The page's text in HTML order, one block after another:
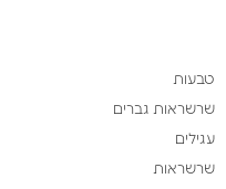
טבעות
שרשראות גברים
עגילים
שרשראות